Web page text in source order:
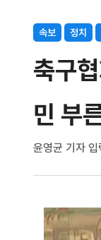
속보 정치
축구
민 부
윤영균 기자